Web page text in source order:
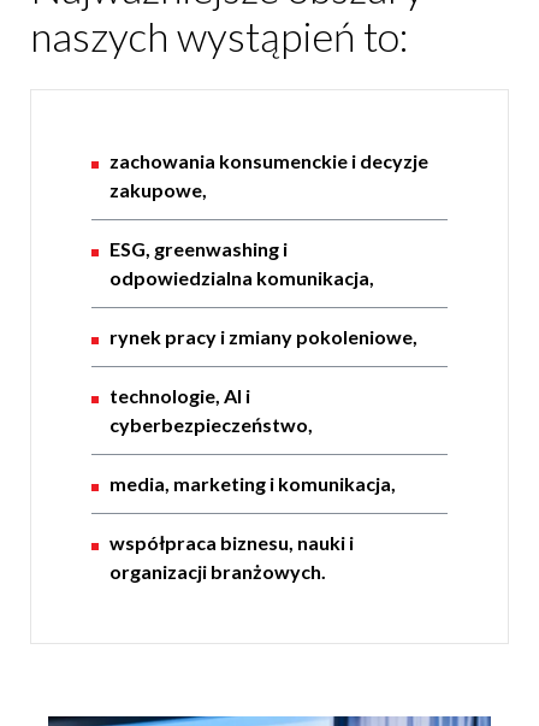
naszych wystąpień to:
zachowania konsumenckie i decyzje
zakupowe,
ESG, greenwashing i
odpowiedzialna komunikacja,
rynek pracy i zmiany pokoleniowe,
technologie, AI i
cyberbezpieczeństwo,
media, marketing i komunikacja,
współpraca biznesu, nauki i
organizacji branżowych.